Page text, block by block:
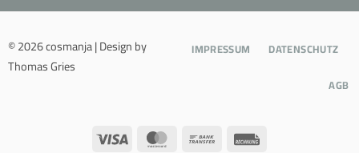
© 2026 cosmanja | Design by
Thomas Gries
Visa MasterCardBank
IMPRESSUM
DATENSCHUTZ
AGB